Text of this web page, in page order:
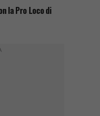
la Pro Loco di